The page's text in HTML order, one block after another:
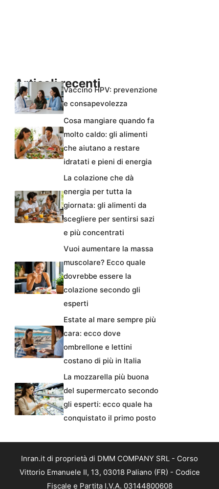
Articoli recentiVaccino HPV: prevenzione
e consapevolezza
Cosa mangiare quando fa
molto caldo: gli alimenti
che aiutano a restare
idratati e pieni di energia
La colazione che dà
energia per tutta la
giornata: gli alimenti da
scegliere per sentirsi sazi
e più concentrati
Vuoi aumentare la massa
muscolare? Ecco quale
dovrebbe essere la
colazione secondo gli
esperti
Estate al mare sempre più
cara: ecco dove
ombrellone e lettini
costano di più in Italia
La mozzarella più buona
del supermercato secondo
gli esperti: ecco quale ha
conquistato il primo posto
Inran.it di proprietà di DMM COMPANY SRL - Corso
Vittorio Emanuele II, 13, 03018 Paliano (FR) - Codice
Fiscale e Partita I.V.A. 03144800608